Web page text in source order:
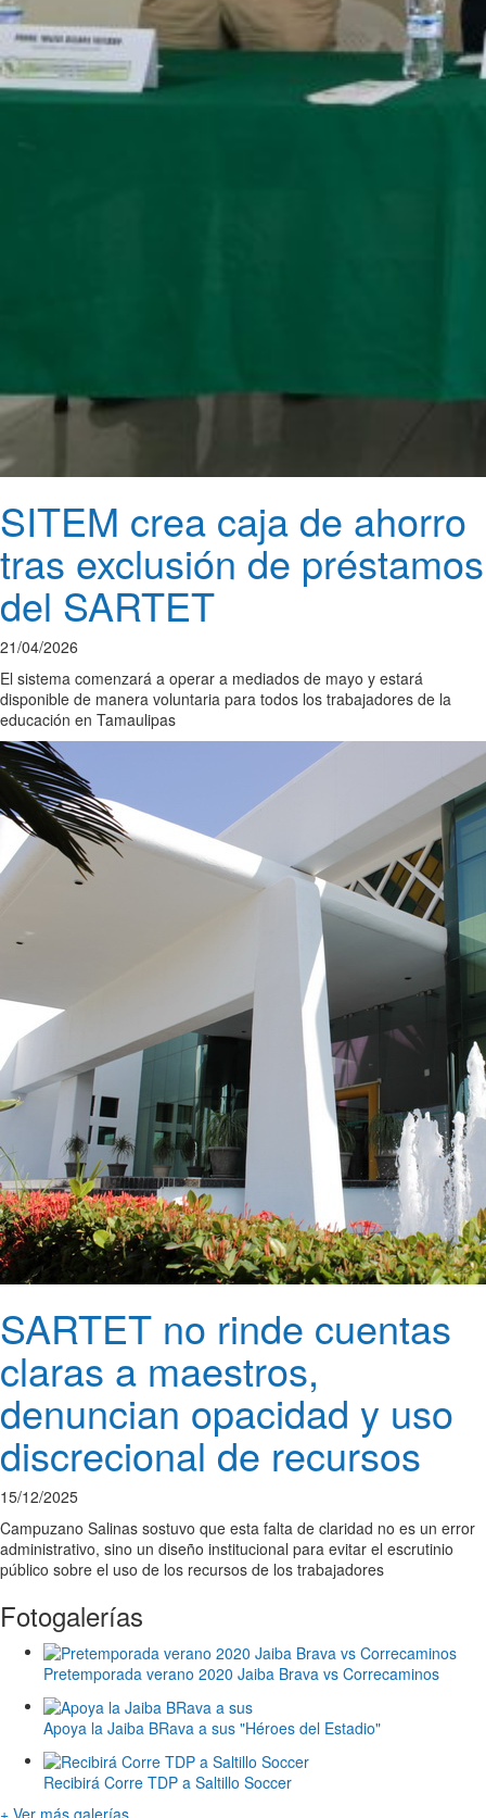
SITEM crea caja de ahorro
tras exclusión de préstamos
del SARTET
21/04/2026
El sistema comenzará a operar a mediados de mayo y estará
disponible de manera voluntaria para todos los trabajadores de la
educación en Tamaulipas
SARTET no rinde cuentas
claras a maestros,
denuncian opacidad y uso
discrecional de recursos
15/12/2025
Campuzano Salinas sostuvo que esta falta de claridad no es un error
administrativo, sino un diseño institucional para evitar el escrutinio
público sobre el uso de los recursos de los trabajadores
Fotogalerías
Pretemporada verano 2020 Jaiba Brava vs Correcaminos
Apoya la Jaiba BRava a sus "Héroes del Estadio"
Recibirá Corre TDP a Saltillo Soccer
+ Ver más galerías